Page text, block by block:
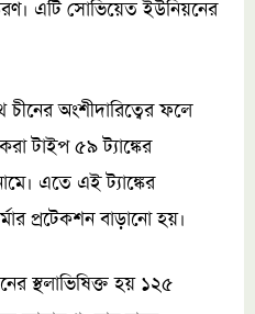
এটি সোভিয়েত ইউনিয়নের
অংশীদারিত্বের ফলে
টাইপ ৫৯ ট্যাঙ্কের
এতে এই ট্যাঙ্কের
প্রটেকশন বাড়ানো হয়।
স্থলাভিষিক্ত হয় ১২৫